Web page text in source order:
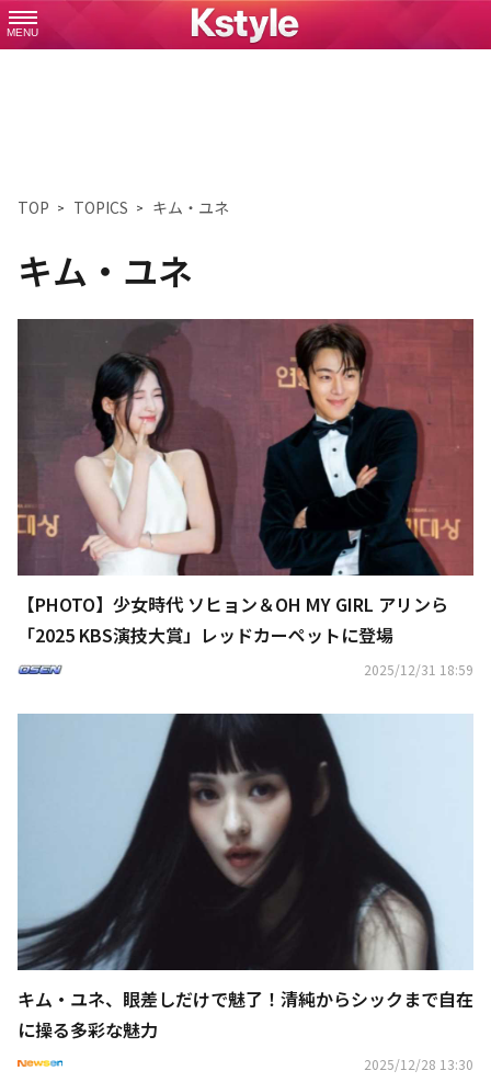
MENU
TOP TOPICS キム・ユネ
キム・ユネ
【PHOTO】少女時代 ソヒョン＆OH MY GIRL アリンら
「2025 KBS演技大賞」レッドカーペットに登場
2025/12/31 18:59
キム・ユネ、眼差しだけで魅了！清純からシックまで自在
に操る多彩な魅力
2025/12/28 13:30